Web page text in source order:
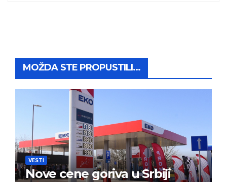
MOŽDA STE PROPUSTILI...
VESTI
Nove cene goriva u Srbiji